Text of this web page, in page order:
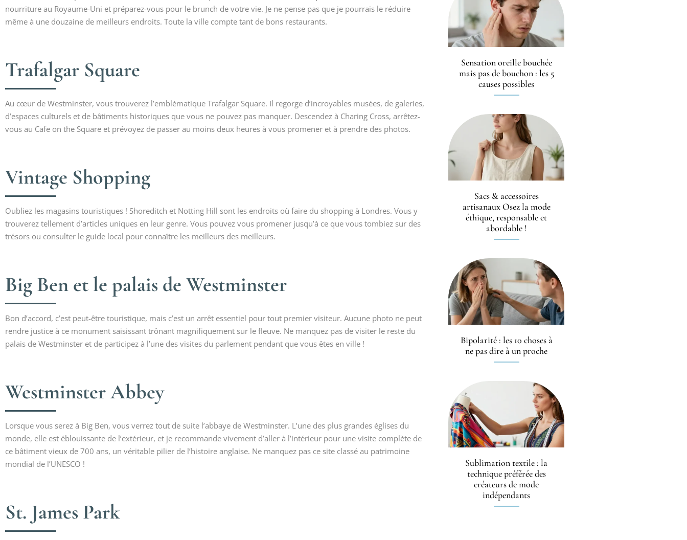
nourriture au Royaume-Uni et préparez-vous pour le brunch de votre vie. Je ne pense pas que je pourrais le réduire
même à une douzaine de meilleurs endroits. Toute la ville compte tant de bons restaurants.
Trafalgar Square
Au cœur de Westminster, vous trouverez l’emblématique Trafalgar Square. Il regorge d’incroyables musées, de galeries,
d’espaces culturels et de bâtiments historiques que vous ne pouvez pas manquer. Descendez à Charing Cross, arrêtez-
vous au Cafe on the Square et prévoyez de passer au moins deux heures à vous promener et à prendre des photos.
Vintage Shopping
Oubliez les magasins touristiques ! Shoreditch et Notting Hill sont les endroits où faire du shopping à Londres. Vous y
trouverez tellement d’articles uniques en leur genre. Vous pouvez vous promener jusqu’à ce que vous tombiez sur des
trésors ou consulter le guide local pour connaître les meilleurs des meilleurs.
Big Ben et le palais de Westminster
Bon d’accord, c’est peut-être touristique, mais c’est un arrêt essentiel pour tout premier visiteur. Aucune photo ne peut
rendre justice à ce monument saisissant trônant magnifiquement sur le fleuve. Ne manquez pas de visiter le reste du
palais de Westminster et de participez à l’une des visites du parlement pendant que vous êtes en ville !
Westminster Abbey
Lorsque vous serez à Big Ben, vous verrez tout de suite l’abbaye de Westminster. L’une des plus grandes églises du
monde, elle est éblouissante de l’extérieur, et je recommande vivement d’aller à l’intérieur pour une visite complète de
ce bâtiment vieux de 700 ans, un véritable pilier de l’histoire anglaise. Ne manquez pas ce site classé au patrimoine
mondial de l’UNESCO !
St. James Park
Sensation oreille bouchée
mais pas de bouchon : les 5
causes possibles
Sacs & accessoires
artisanaux Osez la mode
éthique, responsable et
abordable !
Bipolarité : les 10 choses à
ne pas dire à un proche
Sublimation textile : la
technique préférée des
créateurs de mode
indépendants